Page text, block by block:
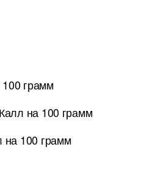
грамм
на 100 грамм
на 100 грамм